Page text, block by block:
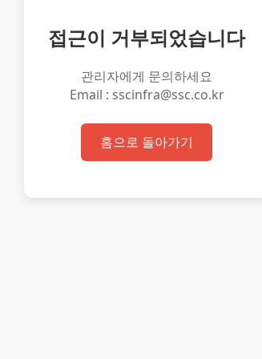
접근이 거부되었습니다
관리자에게 문의하세요
Email : sscinfra@ssc.co.kr
홈으로 돌아가기